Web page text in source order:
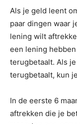
Als je geld leent
paar dingen waar
lening wilt
een lening
terugbetaalt. Als
terugbetaalt, kun
In de eerste 6
aftrekken die je